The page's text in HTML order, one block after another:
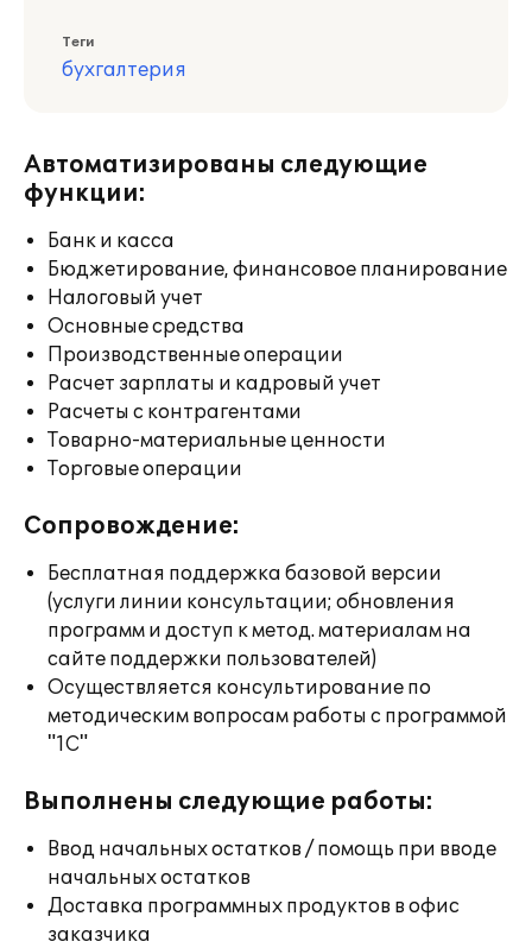
Теги
бухгалтерия
Автоматизированы следующие
функции:
Банк и касса
Бюджетирование, финансовое планирование
Налоговый учет
Основные средства
Производственные операции
Расчет зарплаты и кадровый учет
Расчеты с контрагентами
Товарно-материальные ценности
Торговые операции
Сопровождение:
Бесплатная поддержка базовой версии
(услуги линии консультации; обновления
программ и доступ к метод. материалам на
сайте поддержки пользователей)
Осуществляется консультирование по
методическим вопросам работы с программой
"1С"
Выполнены следующие работы:
Ввод начальных остатков / помощь при вводе
начальных остатков
Доставка программных продуктов в офис
заказчика